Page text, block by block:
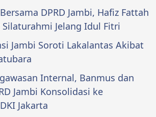
DPRD Jambi, Hafiz Fattah
Jelang Idul Fitri
Jambi Soroti Lakalantas Akibat
Internal, Banmus dan
Jambi Konsolidasi ke
Jakarta